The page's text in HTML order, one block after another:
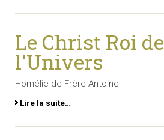
Le Christ Roi de
l'Univers
Homélie de Frère Antoine
Lire la suite…